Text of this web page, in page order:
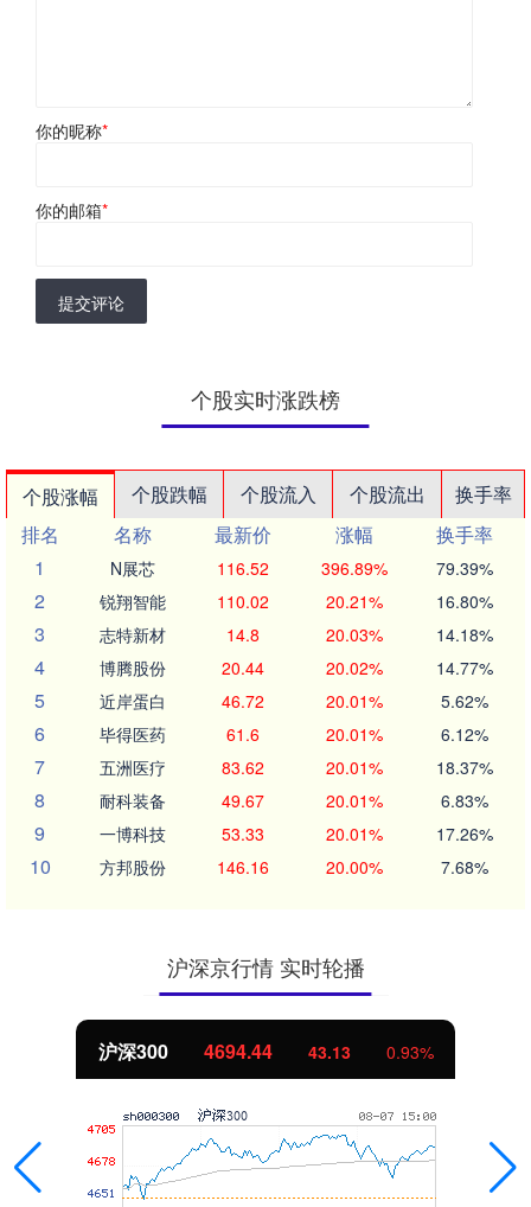
你的昵称*
你的邮箱*
提交评论
个股实时涨跌榜
个股涨幅 个股跌幅 个股流入 个股流出
换手率
排名
名称 最新价 涨幅
换手率
1
N展芯 116.52 396.89% 79.39%
2 锐翔智能 110.02 20.21% 16.80%
3 志特新材 14.8 20.03% 14.18%
4 博腾股份 20.44 20.02% 14.77%
5 近岸蛋白 46.72 20.01% 5.62%
6 毕得医药 61.6 20.01% 6.12%
7 五洲医疗 83.62 20.01% 18.37%
8 耐科装备 49.67 20.01% 6.83%
9 一博科技 53.33 20.01% 17.26%
10 方邦股份 146.16 20.00% 7.68%
沪深京行情 实时轮播
北证50 1134.24 11.37 1.01%